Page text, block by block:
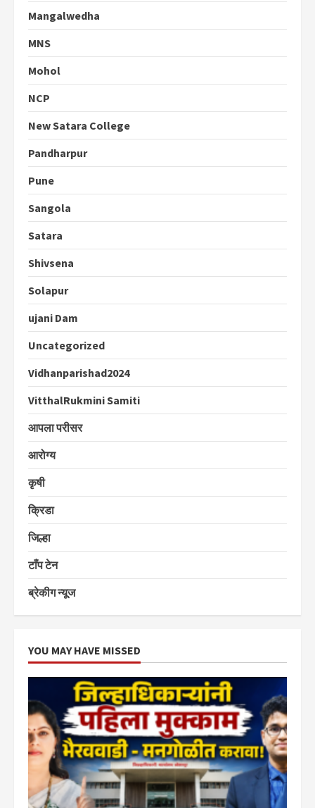
Mangalwedha
MNS
Mohol
NCP
New Satara College
Pandharpur
Pune
Sangola
Satara
Shivsena
Solapur
ujani Dam
Uncategorized
Vidhanparishad2024
VitthalRukmini Samiti
आपला परीसर
आरोग्य
कृषी
क्रिडा
जिल्हा
टाँप टेन
ब्रेकीग न्यूज
YOU MAY HAVE MISSED